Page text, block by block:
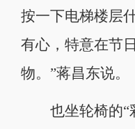
按一下电梯楼层
有心，特意在节
物。”蒋昌东说。
也坐轮椅的“